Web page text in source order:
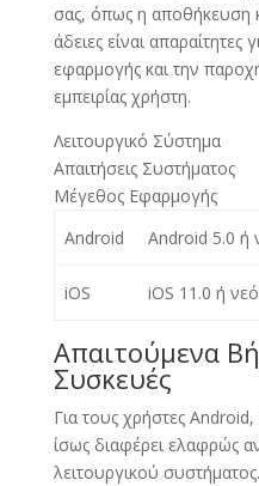
σας, όπως η αποθήκευση
άδειες είναι απαραίτητες
εφαρμογής και την
εμπειρίας χρήστη.
Λειτουργικό Σύστημα
Απαιτήσεις Συστήματος
Μέγεθος Εφαρμογής
Android
Android 5.0 ή
iOS iOS 11.0 ή
Απαιτούμενα
Συσκευές
Για τους χρήστες
ίσως διαφέρει ελαφρώς
λειτουργικού